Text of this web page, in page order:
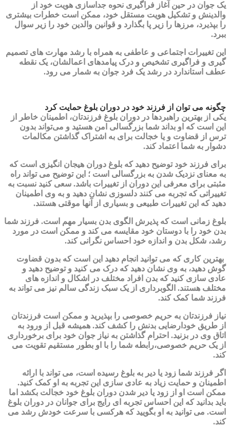
یک جوان در حین آغاز فراگیری نحوه جداسازی هویت خود از
والدینش و تشکیل هویت مستقل خود، ممکن است خطرات بیشتری
را بپذیرد، مرزها را زیر پا بگذارد و قوانین والدین خود را زیر سوال
ببرد.
این تغییرات اجتماعی و عاطفی به همراه با رشد مهارت های تصمیم
گیری و فراگیری تشخیص و درک پیامدهای اعمالشان، یک نقطه
عطف استاندارد در رشد یک فرد جوان به شمار می رود.
چگونه می توان از فرزند خود در دوران بلوغ حمایت کرد
یکی از بهترین راهبردها در دوران بلوغ فرزندتان، اطمینان خاطر از
این است که او بداند شما بزرگسالی امن هستید و می‌تواند بدون
ترس از قضاوت و یا خجالت برای به اشتراک گذاشتن مکالمات
دشوار به شما اعتماد کند.
برای فرزند خود توضیح دهید که بلوغ دوران هیجان انگیزی است که
به معنای نزدیک شدن به بزرگسالی است ؛ این توضیح می تواند راه
مثبتی برای معرفی این دوران از تغییرات باشد. سعی کنید نسبت به
تغییراتی که تجربه می کنند دلسوزی نشان دهید و به وی اطمینان
دهید که این تغییرات طبیعی و بسیاری از آنها موقتی هستند.
بلوغ زمانی است که پذیرش الگوی بدن بسیار مهم است. فرزند شما
بدن خود را با دوستان خود مقایسه می کند و ممکن است در مورد
رشد، شکل بدن و اندازه خود احساس نگرانی کند.
بهترین کاری که می توانید انجام دهید این است که بدون قضاوت
گوش دهید، به وی نشان دهید که درک می کنید و توضیح دهید و
عادی سازی کنید که بدن افراد مختلف در اشکال و اندازه های
مختلف هستند. الگوبرداری از یک سبک زندگی سالم نیز می تواند به
فرزند شما کمک کند.
نیاز فرزندتان به حریم خصوصی را بپذیرید و ممکن است فرزندتان
از طریق خودارضایی بدنش را کشف کند. همیشه قبل از ورود به
اتاق وی در بزنید. احترام گذاشتن به نیاز جوان خود برای برخورداری
از یک حریم خصوصی،رابطه شما را با او بطور مستقیم تقویت می
کند.
اگر فرزند شما زود یا دیر به بلوغ رسیده است، می تواند با ارائه
اطمینان و حمایت زیاد به عادی سازی این تجربه به او کمک کنید.
ممکن است او از زود یا دیر شدن دوران بلوغ خود خجالت بکشد اما
باید بدانید که این احساس تجربه ای رایج برای جوانان در دوران بلوغ
است. می توانید به او بگویید که هرکسی با سرعت خودش رشد می
کند.